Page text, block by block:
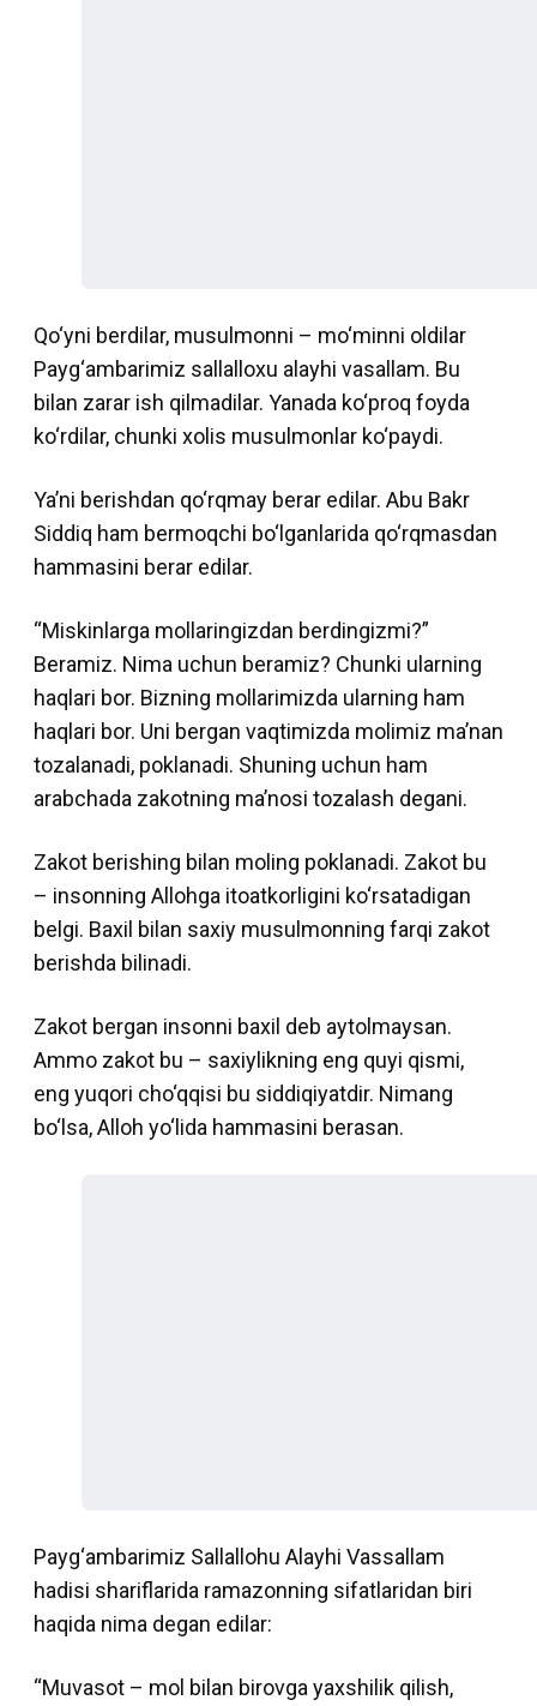
Qo‘yni berdilar, musulmonni – mo‘minni oldilar
Payg‘ambarimiz sallalloxu alayhi vasallam. Bu
bilan zarar ish qilmadilar. Yanada ko‘proq foyda
ko‘rdilar, chunki xolis musulmonlar ko‘paydi.
Yaʼni berishdan qo‘rqmay berar edilar. Abu Bakr
Siddiq ham bermoqchi bo‘lganlarida qo‘rqmasdan
hammasini berar edilar.
“Miskinlarga mollaringizdan berdingizmi?”
Beramiz. Nima uchun beramiz? Chunki ularning
haqlari bor. Bizning mollarimizda ularning ham
haqlari bor. Uni bergan vaqtimizda molimiz maʼnan
tozalanadi, poklanadi. Shuning uchun ham
arabchada zakotning maʼnosi tozalash degani.
Zakot berishing bilan moling poklanadi. Zakot bu
– insonning Allohga itoatkorligini ko‘rsatadigan
belgi. Baxil bilan saxiy musulmonning farqi zakot
berishda bilinadi.
Zakot bergan insonni baxil deb aytolmaysan.
Ammo zakot bu – saxiylikning eng quyi qismi,
eng yuqori cho‘qqisi bu siddiqiyatdir. Nimang
bo‘lsa, Alloh yo‘lida hammasini berasan.
Payg‘ambarimiz Sallallohu Alayhi Vassallam
hadisi shariflarida ramazonning sifatlaridan biri
haqida nima degan edilar:
“Muvasot – mol bilan birovga yaxshilik qilish,